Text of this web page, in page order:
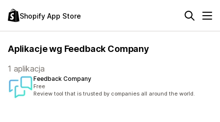
Shopify App Store
Aplikacje wg Feedback Company
1 aplikacja
Feedback Company
Free
Review tool that is trusted by companies all around the world.